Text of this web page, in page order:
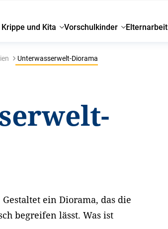
und Kita Vorschulkinder Elternarbeit
Unterwasserwelt-Diorama
ein Diorama, das die
begreifen lässt. Was ist